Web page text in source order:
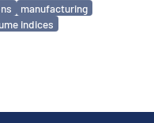
manufacturing
indices